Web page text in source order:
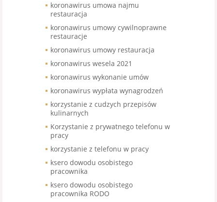
koronawirus umowa najmu
restauracja
koronawirus umowy cywilnoprawne
restauracje
koronawirus umowy restauracja
koronawirus wesela 2021
koronawirus wykonanie umów
koronawirus wypłata wynagrodzeń
korzystanie z cudzych przepisów
kulinarnych
Korzystanie z prywatnego telefonu w
pracy
korzystanie z telefonu w pracy
ksero dowodu osobistego
pracownika
ksero dowodu osobistego
pracownika RODO